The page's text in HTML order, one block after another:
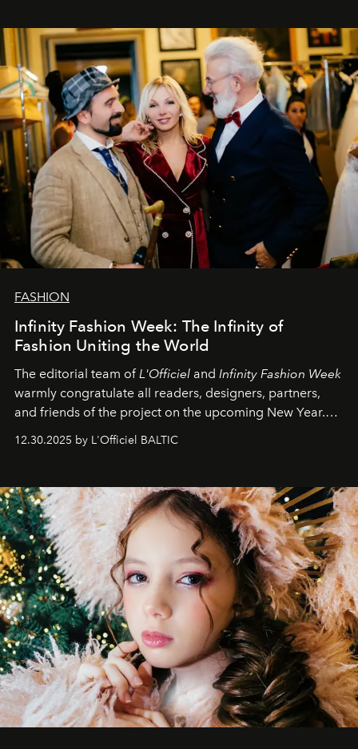
самыми искренними пожеланиями и теплом, ваша
командаL’Officiel Baltic .
FASHION
Infinity Fashion Week: The Infinity of
Fashion Uniting the World
The editorial team of L'Officiel and Infinity Fashion Week
warmly congratulate all readers, designers, partners,
and friends of the project on the upcoming New Year.
achievements.
12.30.2025 by L'Officiel BALTIC